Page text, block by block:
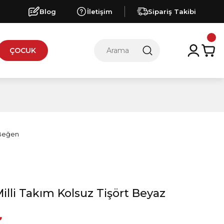
Blog İletişim Sipariş Takibi
ÇOCUK
Takım Kolsuz Tişört Beyaz